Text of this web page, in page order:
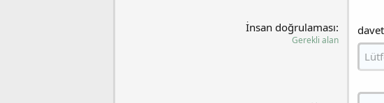
İnsan doğrulaması
Gerekli alan